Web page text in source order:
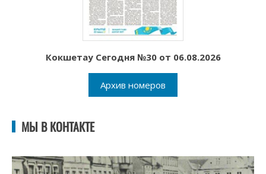
Кокшетау Сегодня №30 от 06.08.2026
Архив номеров
МЫ В КОНТАКТЕ